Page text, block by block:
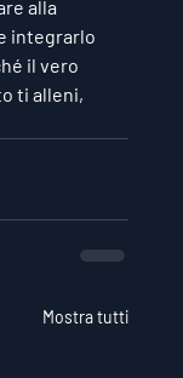
alla
integrarlo
il vero
ti alleni,
Mostra tutti